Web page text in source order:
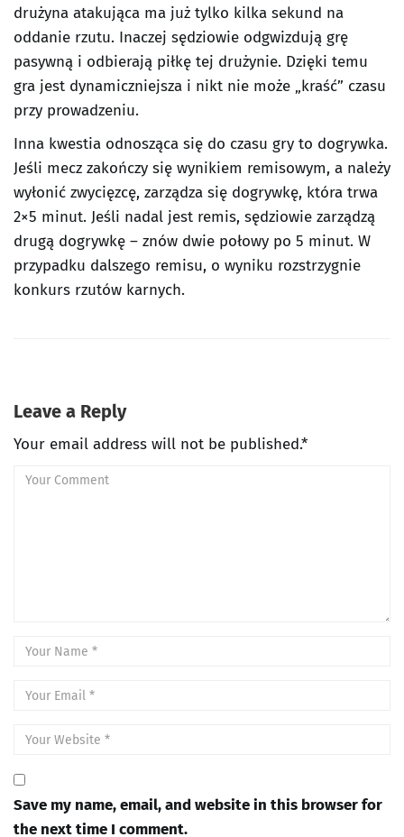
drużyna atakująca ma już tylko kilka sekund na
oddanie rzutu. Inaczej sędziowie odgwizdują grę
pasywną i odbierają piłkę tej drużynie. Dzięki temu
gra jest dynamiczniejsza i nikt nie może „kraść” czasu
przy prowadzeniu.
Inna kwestia odnosząca się do czasu gry to dogrywka.
Jeśli mecz zakończy się wynikiem remisowym, a należy
wyłonić zwycięzcę, zarządza się dogrywkę, która trwa
2×5 minut. Jeśli nadal jest remis, sędziowie zarządzą
drugą dogrywkę – znów dwie połowy po 5 minut. W
przypadku dalszego remisu, o wyniku rozstrzygnie
konkurs rzutów karnych.
Leave a Reply
Your email address will not be published.*
Save my name, email, and website in this browser for
the next time I comment.